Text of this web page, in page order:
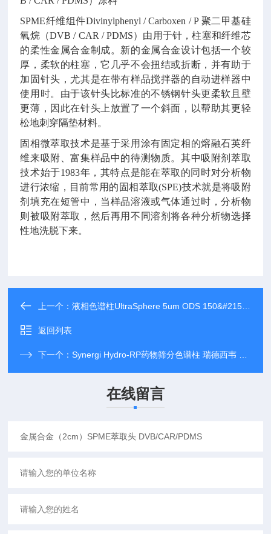
SPME纤维组件Divinylphenyl / Carboxen / P 聚二甲基硅
氧烷（DVB / CAR / PDMS）由用于针，柱塞和纤维芯
的柔性金属合金制成。新的金属合金设计包括一个较
厚，柔软的柱塞，它几乎不会扭结或折断，并有助于
加固针头，尤其是在带有样品搅拌器的自动进样器中
使用时。由于该针头比标准的不锈钢针头更柔软且壁
更薄，因此在针头上放置了一个斜面，以帮助其更轻
松地刺穿隔垫材料。
固相微萃取技术是基于采用涂有固定相的熔融石英纤
维来吸附、富集样品中的待测物质。其中吸附剂萃取
技术始于1983年，其特点是能在萃取的同时对分析物
进行浓缩，目前常用的固相萃取(SPE)技术就是将吸附
剂填充在短管中，当样品溶液或气体通过时，分析物
则被吸附萃取，然后再用不同溶剂将各种分析物选择
性地洗脱下来。
上一个：液相色谱柱UltraSphere 5um ODS 150&#215;2.0mm
返回列表
下一个：Synergi Hydro-RP药物筛分色谱柱 瑞德西韦 00C-4375-B0
在线留言